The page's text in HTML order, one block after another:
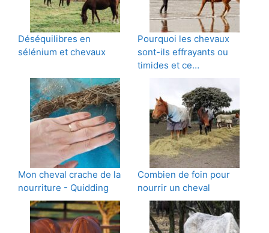
Déséquilibres en
sélénium et chevaux
Pourquoi les chevaux
sont-ils effrayants ou
timides et ce…
Mon cheval crache de la
nourriture - Quidding
Combien de foin pour
nourrir un cheval